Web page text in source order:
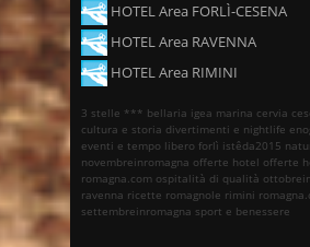
HOTEL Area FORLÌ-CESENA
HOTEL Area RAVENNA
HOTEL Area RIMINI
3 stelle *** bellaria igea marina cervia
cultura e storia divertimenti e nightlife
eventi e tempo libero forlì istêda2015
novembreinromagna offerte hotel offerte
romagna.com ospitalità di qualità
ravenna ricette romagnole rimini
settembreinromagna sport e benessere